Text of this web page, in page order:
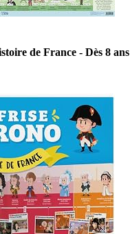
de France - Dès 8 ans